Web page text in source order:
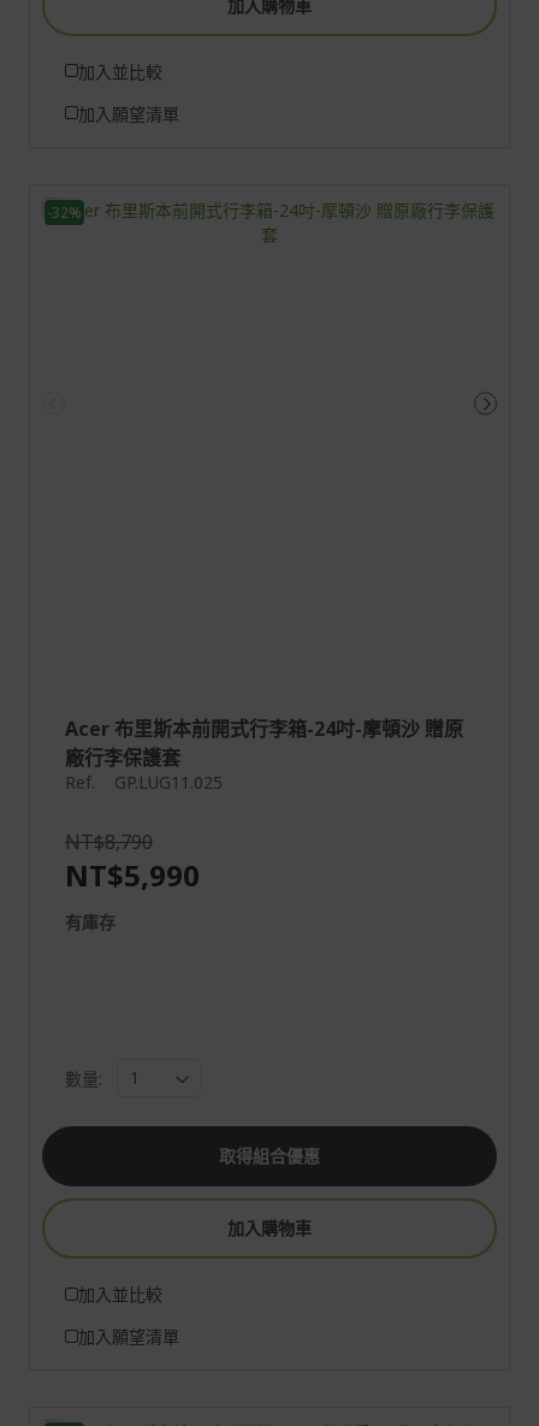
加入購物車
加入並比較
加入願望清單
-32%
Acer 布里斯本前開式行李箱-24吋-摩頓沙 贈原
廠行李保護套
Ref. GP.LUG11.025
NT$8,790
NT$5,990
有庫存
數量:
取得組合優惠
加入購物車
加入並比較
加入願望清單